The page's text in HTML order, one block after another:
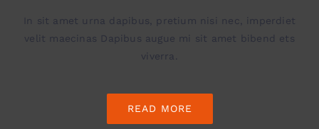
In sit amet urna dapibus, pretium nisi nec, imperdiet
velit maecinas Dapibus augue mi sit amet bibend ets
viverra.
READ MORE